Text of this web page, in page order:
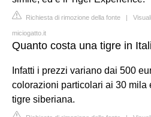
Richiesta di rimozione della fonte |
miciogatto.it
Quanto costa una tigre in
Infatti i prezzi variano dai 500
colorazioni particolari ai 30 mila
tigre siberiana.